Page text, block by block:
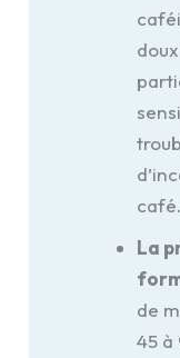
café.
La
de
45 à